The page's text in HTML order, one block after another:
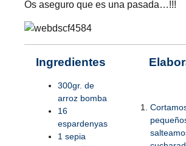
Os aseguro que es una pasada…!!!
Ingredientes
300gr. de
arroz bomba
16
espardenyas
1 sepia